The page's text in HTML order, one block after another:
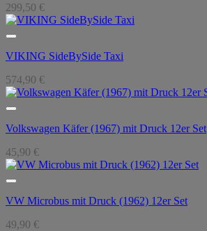
299,50 €
VIKING SideBySide Taxi
574,90 €
Volkswagen Käfer (1967) mit Druck 12er Set
45,90 €
VW Microbus mit Druck (1962) 12er Set
49,90 €